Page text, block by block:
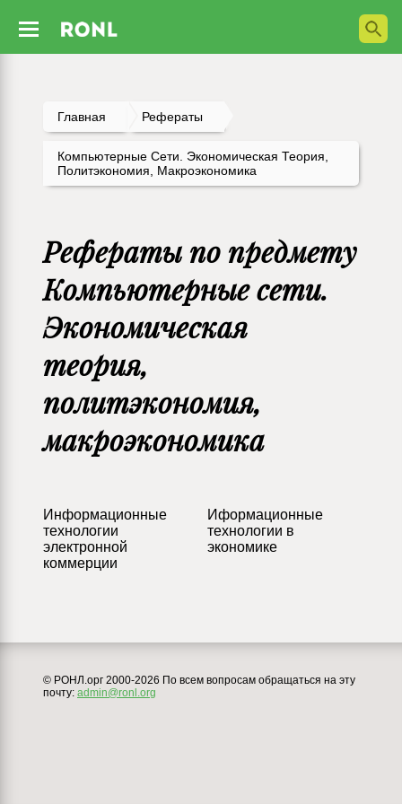
Главная Рефераты
Компьютерные Сети. Экономическая Теория,
Политэкономия, Макроэкономика
Рефераты по предмету
Компьютерные сети.
Экономическая
теория,
политэкономия,
макроэкономика
Информационные
технологии
электронной
коммерции
Иформационные
технологии в
экономике
© РОНЛ.орг 2000-2026 По всем вопросам обращаться на эту
почту: admin@ronl.org